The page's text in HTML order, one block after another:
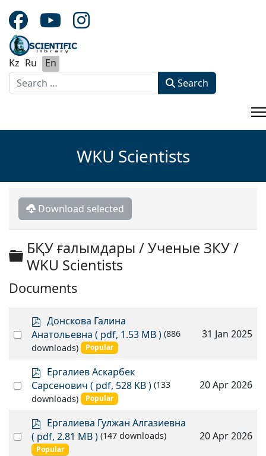
Kz Ru
En
Search
Search
WKU Scientists
Download selected
Folder
БҚУ ғалымдары / Ученые ЗКУ /
WKU Scientists
Documents
Select
item
p
d
f
Донскова Галина
Анатольевна ( pdf, 1.53 MB ) (886
downloads)
Popular
31 Jan 2025
Select
item
p
d
f
Ергалиев Аскарбек
Сарсенович ( pdf, 528 KB ) (133
downloads)
Popular
20 Apr 2026
Select
p
d
f
Ергалиева Гулжан Алгазиевна
( pdf, 2.81 MB ) (147 downloads)
Popular
20 Apr 2026